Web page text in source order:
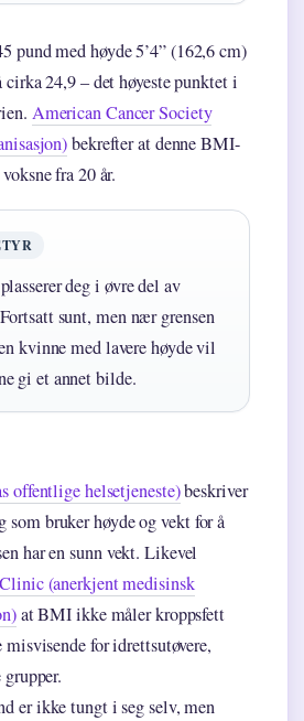
pund med høyde 5’4” (162,6 cm)
24,9 – det høyeste punktet i
American Cancer Society
bekrefter at denne BMI-
fra 20 år.
deg i øvre del av
sunt, men nær grensen
kvinne med lavere høyde vil
gi et annet bilde.
offentlige helsetjeneste)beskriver
bruker høyde og vekt for å
har en sunn vekt. Likevel
(anerkjent medisinsk
at BMI ikke måler kroppsfett
for idrettsutøvere,
er ikke tungt i seg selv, men